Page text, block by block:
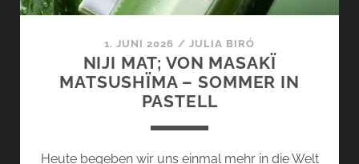
1. JUNI 2026 / JULIA BIRÓ
NIJI MAT; VON MASAKÏ
MATSUSHÏMA – SOMMER IN
PASTELL
Heute begeben wir uns einmal mehr in die Welt